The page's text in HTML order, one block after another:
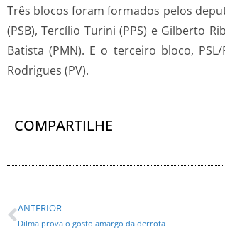
Três blocos foram formados pelos
(PSB), Tercílio Turini (PPS) e Gilberto
Batista (PMN). E o terceiro bloco,
Rodrigues (PV).
COMPARTILHE
ANTERIOR
Dilma prova o gosto amargo da derrota